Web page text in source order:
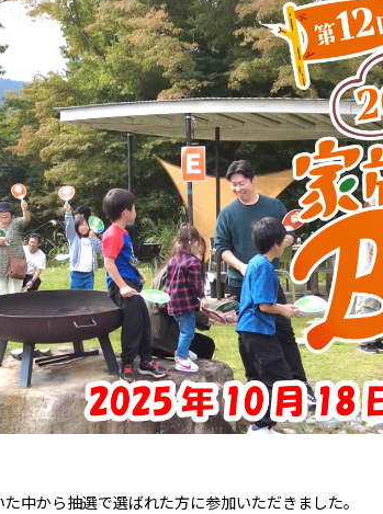
中から抽選で選ばれた方に参加いただきました。